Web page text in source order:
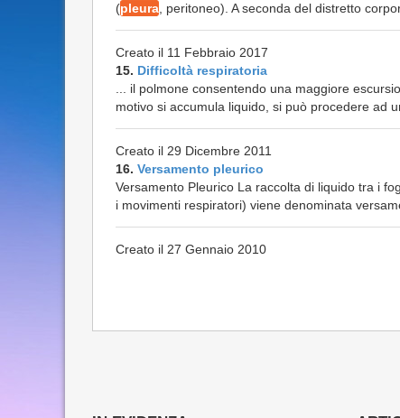
(pleura , peritoneo). A seconda del distretto
Creato il 11 Febbraio 2017
15. Difficoltà respiratoria
... il polmone consentendo una maggiore
motivo si accumula liquido, si può procedere ad
Creato il 29 Dicembre 2011
16. Versamento pleurico
Versamento Pleurico La raccolta di liquido tra i
i movimenti respiratori) viene denominata
Creato il 27 Gennaio 2010